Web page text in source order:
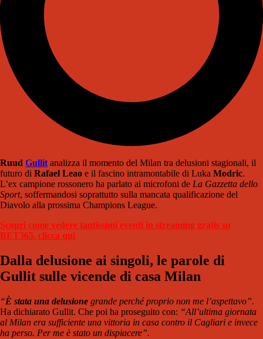
Ruud Gullitanalizza il momento del Milan tra delusioni stagionali, il
futuro di Rafael Leao e il fascino intramontabile di Luka Modric.
L’ex campione rossonero ha parlato ai microfoni de La Gazzetta dello
Sport, soffermandosi soprattutto sulla mancata qualificazione del
Diavolo alla prossima Champions League.
Scopri come vedere tantissimi eventi in streaming gratis su
BET365, clicca qui
Dalla delusione ai singoli, le parole di
Gullit sulle vicende di casa Milan
“È stata una delusione grande perché proprio non me l’aspettavo”.
Ha dichiarato Gullit. Che poi ha proseguito con: “All’ultima giornata
al Milan era sufficiente una vittoria in casa contro il Cagliari e invece
ha perso. Per me è stato un dispiacere”.